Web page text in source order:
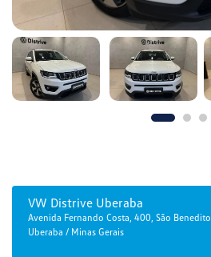
VW Distrive Uberaba
Avenida Fernando Costa, 400, São Benedito
Uberaba / Minas Gerais